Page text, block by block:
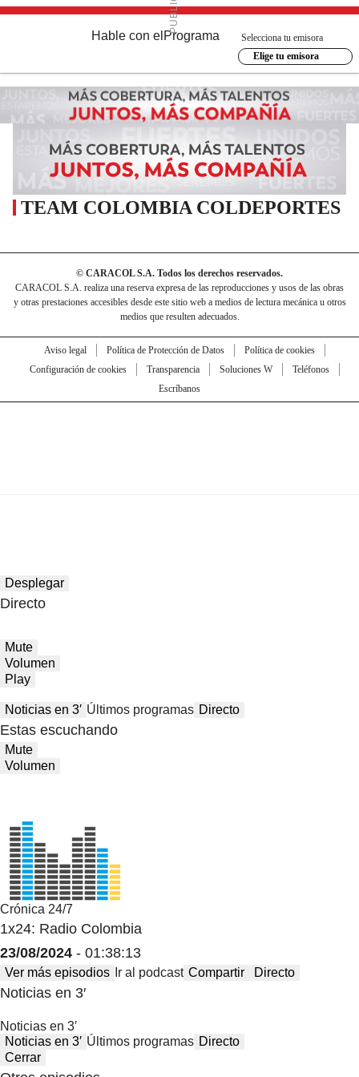
Hable con el Programa
Selecciona tu emisora
Elige tu emisora
TEAM COLOMBIA COLDEPORTES
© CARACOL S.A. Todos los derechos reservados.
CARACOL S.A. realiza una reserva expresa de las reproducciones y usos de las obras
y otras prestaciones accesibles desde este sitio web a medios de lectura mecánica u otros
medios que resulten adecuados.
Aviso legal Política de Protección de Datos
Política de cookies
Configuración de cookies
Transparencia Soluciones W
Teléfonos
Escríbanos
Desplegar
Directo
Mute
Volumen
Play
Noticias en 3′ Últimos programas Directo
Estas escuchando
Mute
Volumen
Crónica 24/7
1x24: Radio Colombia
23/08/2024 - 01:38:13
Ver más episodios Ir al podcast Compartir Directo
Noticias en 3′
Noticias en 3′
Noticias en 3′ Últimos programas Directo
Cerrar